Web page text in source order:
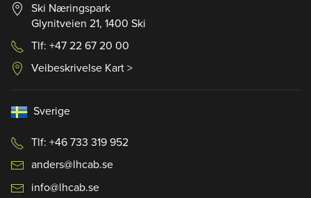
Ski Næringspark
Glynitveien 21, 1400 Ski
Tlf: +47 22 67 20 00
Veibeskrivelse Kart >
Sverige
Tlf: +46 733 319 952
anders@lhcab.se
info@lhcab.se